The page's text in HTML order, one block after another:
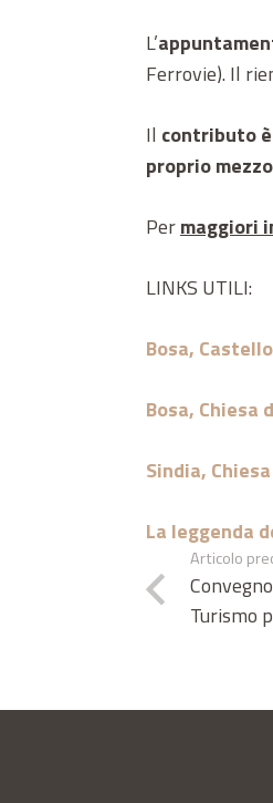
L’
Ferrovie). Il
Il contributo
proprio
Permaggiori
LINKS UTILI:
Bosa,
Bosa, Chiesa
Sindia,
La leggenda
Articolo
Turismo